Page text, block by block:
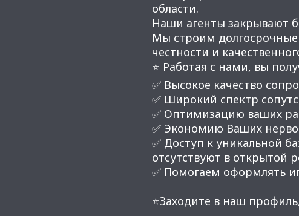
области.
Наши агенты закрывают
Мы строим
честности и
⭐ Работая с нами, вы
✅ Высокое качество
✅ Широкий спектр
✅ Оптимизацию ваших
✅ Экономию Ваших
✅ Доступ к уникальной
отсутствуют в открытой
✅ Помогаем оформлять
⭐Заходите в наш